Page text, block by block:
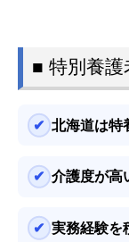
■ 特別養護
北海道は特
介護度が高
実務経験を